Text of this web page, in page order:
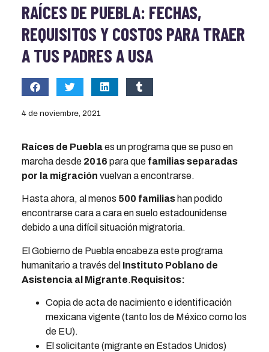
RAÍCES DE PUEBLA: FECHAS,
REQUISITOS Y COSTOS PARA TRAER
A TUS PADRES A USA
4 de noviembre, 2021
Raíces de Pueblaes un programa que se puso en
marcha desde 2016 para que familias separadas
por la migración vuelvan a encontrarse.
Hasta ahora, al menos 500 familiashan podido
encontrarse cara a cara en suelo estadounidense
debido a una difícil situación migratoria.
El Gobierno de Puebla encabeza este programa
humanitario a través del Instituto Poblano de
Asistencia al Migrante.Requisitos:
Copia de acta de nacimiento e identificación
mexicana vigente (tanto los de México como los
de EU).
El solicitante (migrante en Estados Unidos)